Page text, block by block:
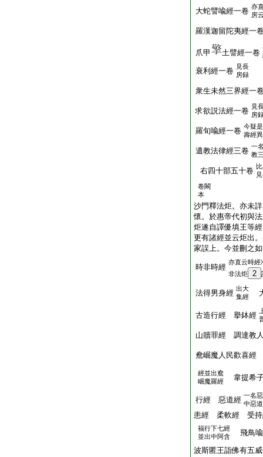
大蛇譬喩經一卷 亦
房
羅漢迦留陀夷經一
爪甲 土譬經一卷
衰利經一卷 見長
房録
衆生未然三界經一
求欲説法經一卷 見
房
羅旬喩經一卷 今疑
壽經
遺教法律經三卷 一
教
右四十部五十卷
卷闕
本
沙門釋法炬。亦未
懷。於惠帝代初與
炬遂自譯優填王等
更有諸經並云炬出
家誤上。今並刪之
時非時經
亦直云時經
非法炬
2
法得男身經 出大
集經
古造行經 擧鉢經
山贖罪經 調達教
鴦崛魔人民歡喜經
經並出鴦
崛魔羅經
韋提希
行經 惡道經 一名
中惡
恚經 柔軟經 受
福行下七經
並出中阿含
飛鳥
波斯匿王詣佛有五